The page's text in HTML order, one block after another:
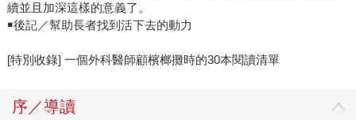
續並且加深這樣的意義了。
￭後記／幫助長者找到活下去的動力
[特別收錄] 一個外科醫師顧檳榔攤時的30本閱讀清單
序／導讀